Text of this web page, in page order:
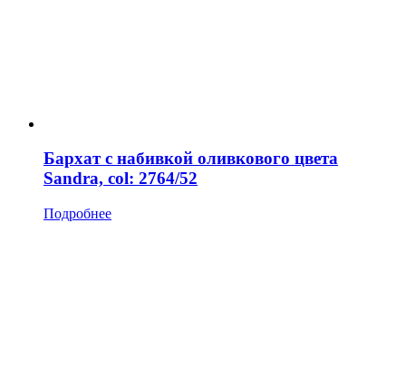
Бархат с набивкой оливкового цвета
Sandra, col: 2764/52
Подробнее